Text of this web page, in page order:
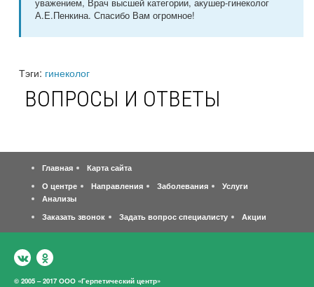
уважением, Врач высшей категории, акушер-гинеколог
А.Е.Пенкина. Спасибо Вам огромное!
Тэги: гинеколог
ВОПРОСЫ И ОТВЕТЫ
Главная
Карта сайта
О центре
Направления Заболевания
Услуги
Анализы
Заказать звонок
Задать вопрос специалисту Акции
© 2005 – 2017 ООО «Герпетический центр»